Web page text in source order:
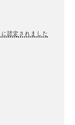
認定されました